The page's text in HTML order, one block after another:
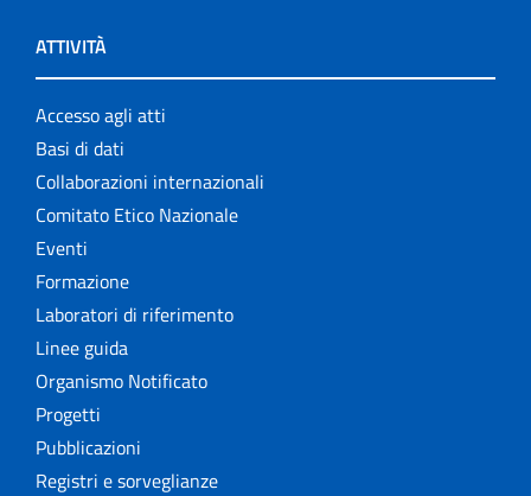
ATTIVITÀ
Accesso agli atti
Basi di dati
Collaborazioni internazionali
Comitato Etico Nazionale
Eventi
Formazione
Laboratori di riferimento
Linee guida
Organismo Notificato
Progetti
Pubblicazioni
Registri e sorveglianze